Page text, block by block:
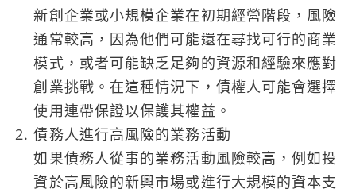
新創企業或小規模企業在初期經營階段，風險
通常較高，因為他們可能還在尋找可行的商業
模式，或者可能缺乏足夠的資源和經驗來應對
創業挑戰。在這種情況下，債權人可能會選擇
使用連帶保證以保護其權益。
債務人進行高風險的業務活動
如果債務人從事的業務活動風險較高，例如投
資於高風險的新興市場或進行大規模的資本支